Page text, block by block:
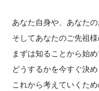
あなた自身や、あなたの
そしてあなたのご先祖様
まずは知ることから始め
どうするかを今すぐ決
これから考えていくた